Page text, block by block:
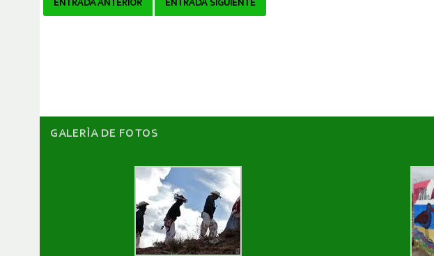
Navegador
ENTRADA ANTERIOR ENTRADA SIGUIENTE
GALERÌA DE FOTOS